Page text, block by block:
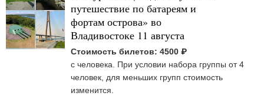
путешествие по батареям и
фортам острова» во
Владивостоке 11 августа
Стоимость билетов: 4500 ₽
с человека. При условии набора группы от 4
человек, для меньших групп стоимость
изменится.